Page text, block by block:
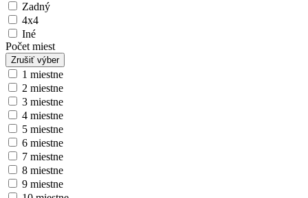
Zadný
4x4
Iné
Počet miest
Zrušiť výber
1 miestne
2 miestne
3 miestne
4 miestne
5 miestne
6 miestne
7 miestne
8 miestne
9 miestne